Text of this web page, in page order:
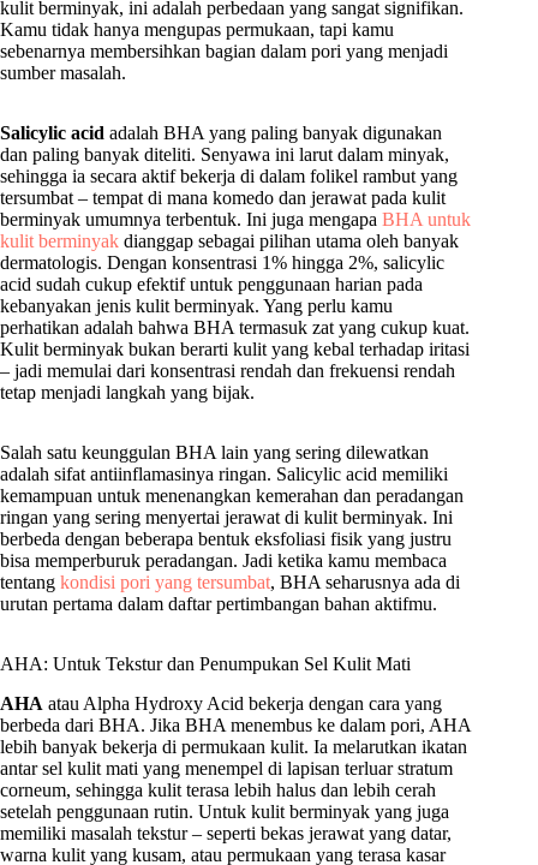
kulit berminyak, ini adalah perbedaan yang sangat signifikan.
Kamu tidak hanya mengupas permukaan, tapi kamu
sebenarnya membersihkan bagian dalam pori yang menjadi
sumber masalah.
Salicylic acid adalah BHA yang paling banyak digunakan
dan paling banyak diteliti. Senyawa ini larut dalam minyak,
sehingga ia secara aktif bekerja di dalam folikel rambut yang
tersumbat – tempat di mana komedo dan jerawat pada kulit
berminyak umumnya terbentuk. Ini juga mengapa BHA untuk
kulit berminyak dianggap sebagai pilihan utama oleh banyak
dermatologis. Dengan konsentrasi 1% hingga 2%, salicylic
acid sudah cukup efektif untuk penggunaan harian pada
kebanyakan jenis kulit berminyak. Yang perlu kamu
perhatikan adalah bahwa BHA termasuk zat yang cukup kuat.
Kulit berminyak bukan berarti kulit yang kebal terhadap iritasi
– jadi memulai dari konsentrasi rendah dan frekuensi rendah
tetap menjadi langkah yang bijak.
Salah satu keunggulan BHA lain yang sering dilewatkan
adalah sifat antiinflamasinya ringan. Salicylic acid memiliki
kemampuan untuk menenangkan kemerahan dan peradangan
ringan yang sering menyertai jerawat di kulit berminyak. Ini
berbeda dengan beberapa bentuk eksfoliasi fisik yang justru
bisa memperburuk peradangan. Jadi ketika kamu membaca
tentang kondisi pori yang tersumbat, BHA seharusnya ada di
urutan pertama dalam daftar pertimbangan bahan aktifmu.
AHA: Untuk Tekstur dan Penumpukan Sel Kulit Mati
AHA atau Alpha Hydroxy Acid bekerja dengan cara yang
berbeda dari BHA. Jika BHA menembus ke dalam pori, AHA
lebih banyak bekerja di permukaan kulit. Ia melarutkan ikatan
antar sel kulit mati yang menempel di lapisan terluar stratum
corneum, sehingga kulit terasa lebih halus dan lebih cerah
setelah penggunaan rutin. Untuk kulit berminyak yang juga
memiliki masalah tekstur – seperti bekas jerawat yang datar,
warna kulit yang kusam, atau permukaan yang terasa kasar